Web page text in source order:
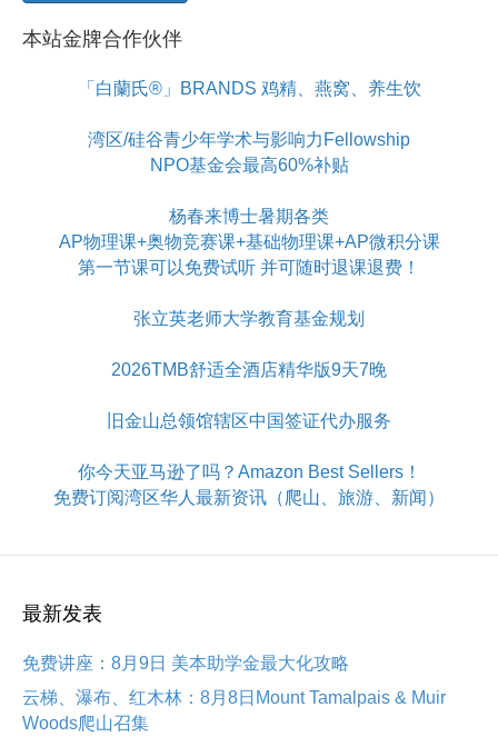
本站金牌合作伙伴
「白蘭氏®」BRANDS 鸡精、燕窝、养生饮
湾区/硅谷青少年学术与影响力Fellowship
NPO基金会最高60%补贴
杨春来博士暑期各类
AP物理课+奥物竞赛课+基础物理课+AP微积分课
第一节课可以免费试听 并可随时退课退费！
张立英老师大学教育基金规划
2026TMB舒适全酒店精华版9天7晚
旧金山总领馆辖区中国签证代办服务
你今天亚马逊了吗？Amazon Best Sellers！
免费订阅湾区华人最新资讯（爬山、旅游、新闻）
最新发表
免费讲座：8月9日 美本助学金最大化攻略
云梯、瀑布、红木林：8月8日Mount Tamalpais & Muir
Woods爬山召集